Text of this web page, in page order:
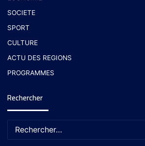
SOCIETE
SPORT
CULTURE
ACTU DES REGIONS
PROGRAMMES
Rechercher